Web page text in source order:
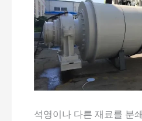
석영이나 다른 재료를 분